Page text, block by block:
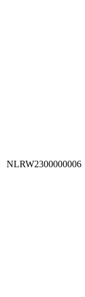
NLRW2300000006